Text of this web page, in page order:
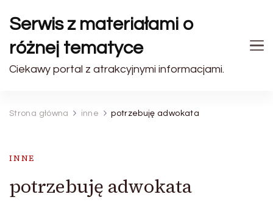
Serwis z materiałami o
różnej tematyce
Ciekawy portal z atrakcyjnymi informacjami.
Strona główna inne potrzebuję adwokata
INNE
potrzebuję adwokata